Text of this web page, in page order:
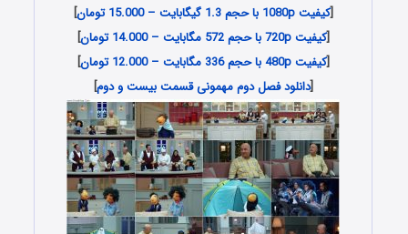
[کیفیت 1080p با حجم 1.3 گیگابایت – 15.000 تومان
]
[کیفیت 720p با حجم 572 مگابایت – 14.000 تومان
]
[کیفیت 480p با حجم 336 مگابایت – 12.000 تومان
]
[دانلود فصل دوم مهمونی قسمت بیست و دوم]